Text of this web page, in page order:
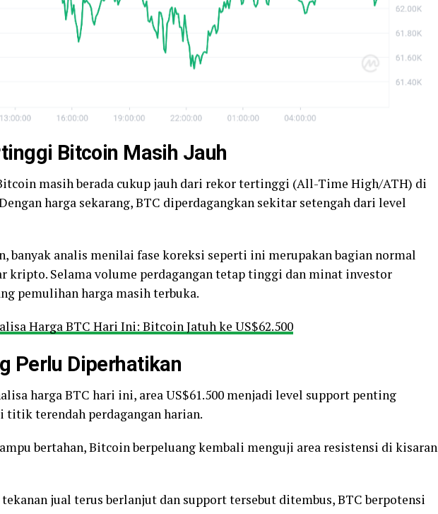
Bitcoin Masih Jauh
masih berada cukup jauh dari rekor tertinggi (All-Time High/ATH) di
Dengan harga sekarang, BTC diperdagangkan sekitar setengah dari level
banyak analis menilai fase koreksi seperti ini merupakan bagian normal
kripto. Selama volume perdagangan tetap tinggi dan minat investor
pemulihan harga masih terbuka.
Harga BTC Hari Ini: Bitcoin Jatuh ke US$62.500
Perlu Diperhatikan
harga BTC hari ini, area US$61.500 menjadi level support penting
titik terendah perdagangan harian.
bertahan, Bitcoin berpeluang kembali menguji area resistensi di kisaran
jual terus berlanjut dan support tersebut ditembus, BTC berpotensi